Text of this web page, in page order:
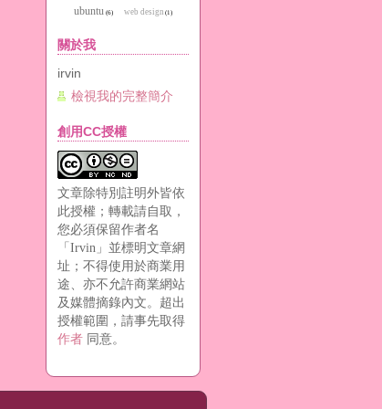
ubuntu (6) web design (1)
關於我
irvin
檢視我的完整簡介
創用CC授權
文章除特別註明外皆依
此授權；轉載請自取，
您必須保留作者名
「Irvin」並標明文章網
址；不得使用於商業用
途、亦不允許商業網站
及媒體摘錄內文。超出
授權範圍，請事先取得
作者 同意。